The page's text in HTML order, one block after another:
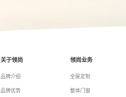
关于领尚
品牌介绍
品牌优势
领尚业务
全屋定制
整体门窗